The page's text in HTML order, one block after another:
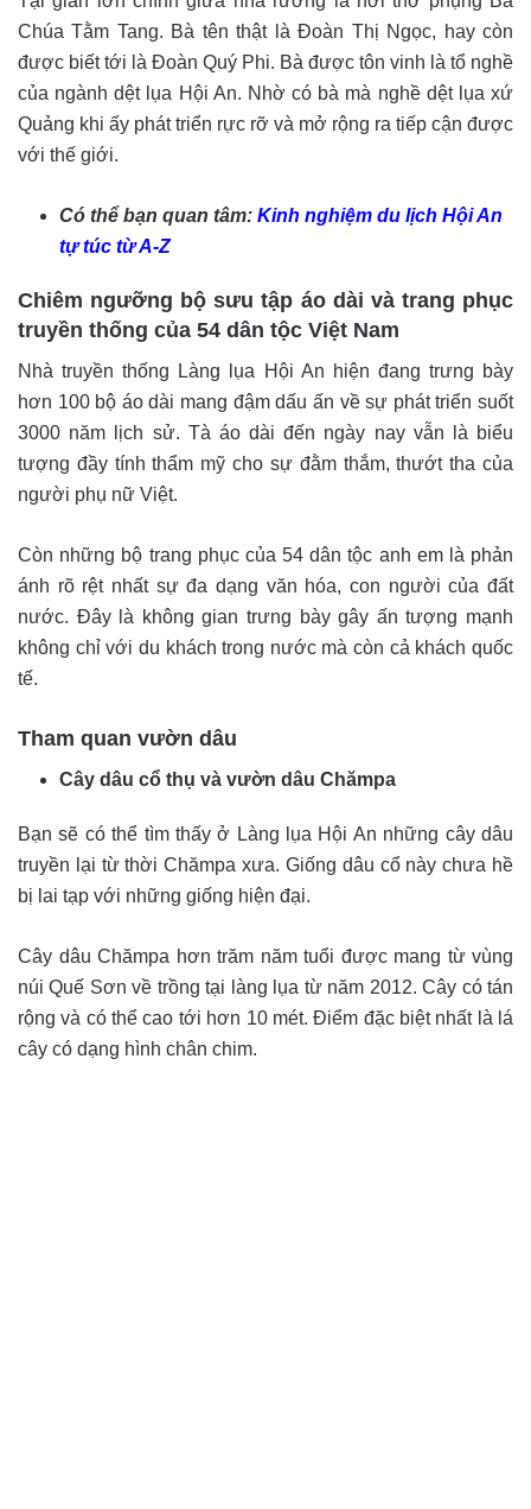
Chúa Tằm Tang. Bà tên thật là Đoàn Thị Ngọc, hay còn
được biết tới là Đoàn Quý Phi. Bà được tôn vinh là tổ nghề
của ngành dệt lụa Hội An. Nhờ có bà mà nghề dệt lụa xứ
Quảng khi ấy phát triển rực rỡ và mở rộng ra tiếp cận được
với thế giới.
Có thể bạn quan tâm: Kinh nghiệm du lịch Hội An
tự túc từ A-Z
Chiêm ngưỡng bộ sưu tập áo dài và trang phục
truyền thống của 54 dân tộc Việt Nam
Nhà truyền thống Làng lụa Hội An hiện đang trưng bày
hơn 100 bộ áo dài mang đậm dấu ấn về sự phát triển suốt
3000 năm lịch sử. Tà áo dài đến ngày nay vẫn là biểu
tượng đầy tính thẩm mỹ cho sự đằm thắm, thướt tha của
người phụ nữ Việt.
Còn những bộ trang phục của 54 dân tộc anh em là phản
ánh rõ rệt nhất sự đa dạng văn hóa, con người của đất
nước. Đây là không gian trưng bày gây ấn tượng mạnh
không chỉ với du khách trong nước mà còn cả khách quốc
tế.
Tham quan vườn dâu
Cây dâu cổ thụ và vườn dâu Chămpa
Bạn sẽ có thể tìm thấy ở Làng lụa Hội An những cây dâu
truyền lại từ thời Chămpa xưa. Giống dâu cổ này chưa hề
bị lai tạp với những giống hiện đại.
Cây dâu Chămpa hơn trăm năm tuổi được mang từ vùng
núi Quế Sơn về trồng tại làng lụa từ năm 2012. Cây có tán
rộng và có thể cao tới hơn 10 mét. Điểm đặc biệt nhất là lá
cây có dạng hình chân chim.